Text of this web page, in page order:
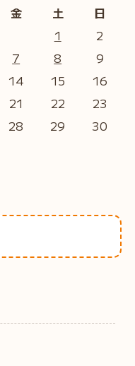
金 土 日
1
2
7 8
9
14 15
16
21 22
23
28 29
30